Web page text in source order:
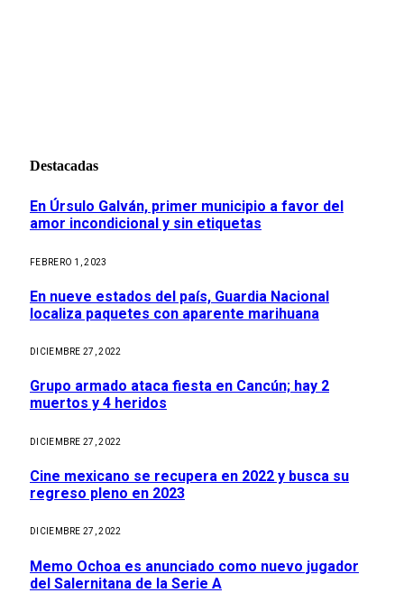
Destacadas
En Úrsulo Galván, primer municipio a favor del
amor incondicional y sin etiquetas
FEBRERO 1, 2023
En nueve estados del país, Guardia Nacional
localiza paquetes con aparente marihuana
DICIEMBRE 27, 2022
Grupo armado ataca fiesta en Cancún; hay 2
muertos y 4 heridos
DICIEMBRE 27, 2022
Cine mexicano se recupera en 2022 y busca su
regreso pleno en 2023
DICIEMBRE 27, 2022
Memo Ochoa es anunciado como nuevo jugador
del Salernitana de la Serie A